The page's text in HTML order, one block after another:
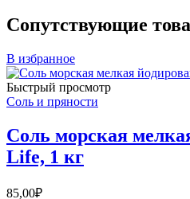
Сопутствующие
В избранное
Быстрый просмотр
Соль и пряности
Соль морская
Life, 1 кг
85,00₽